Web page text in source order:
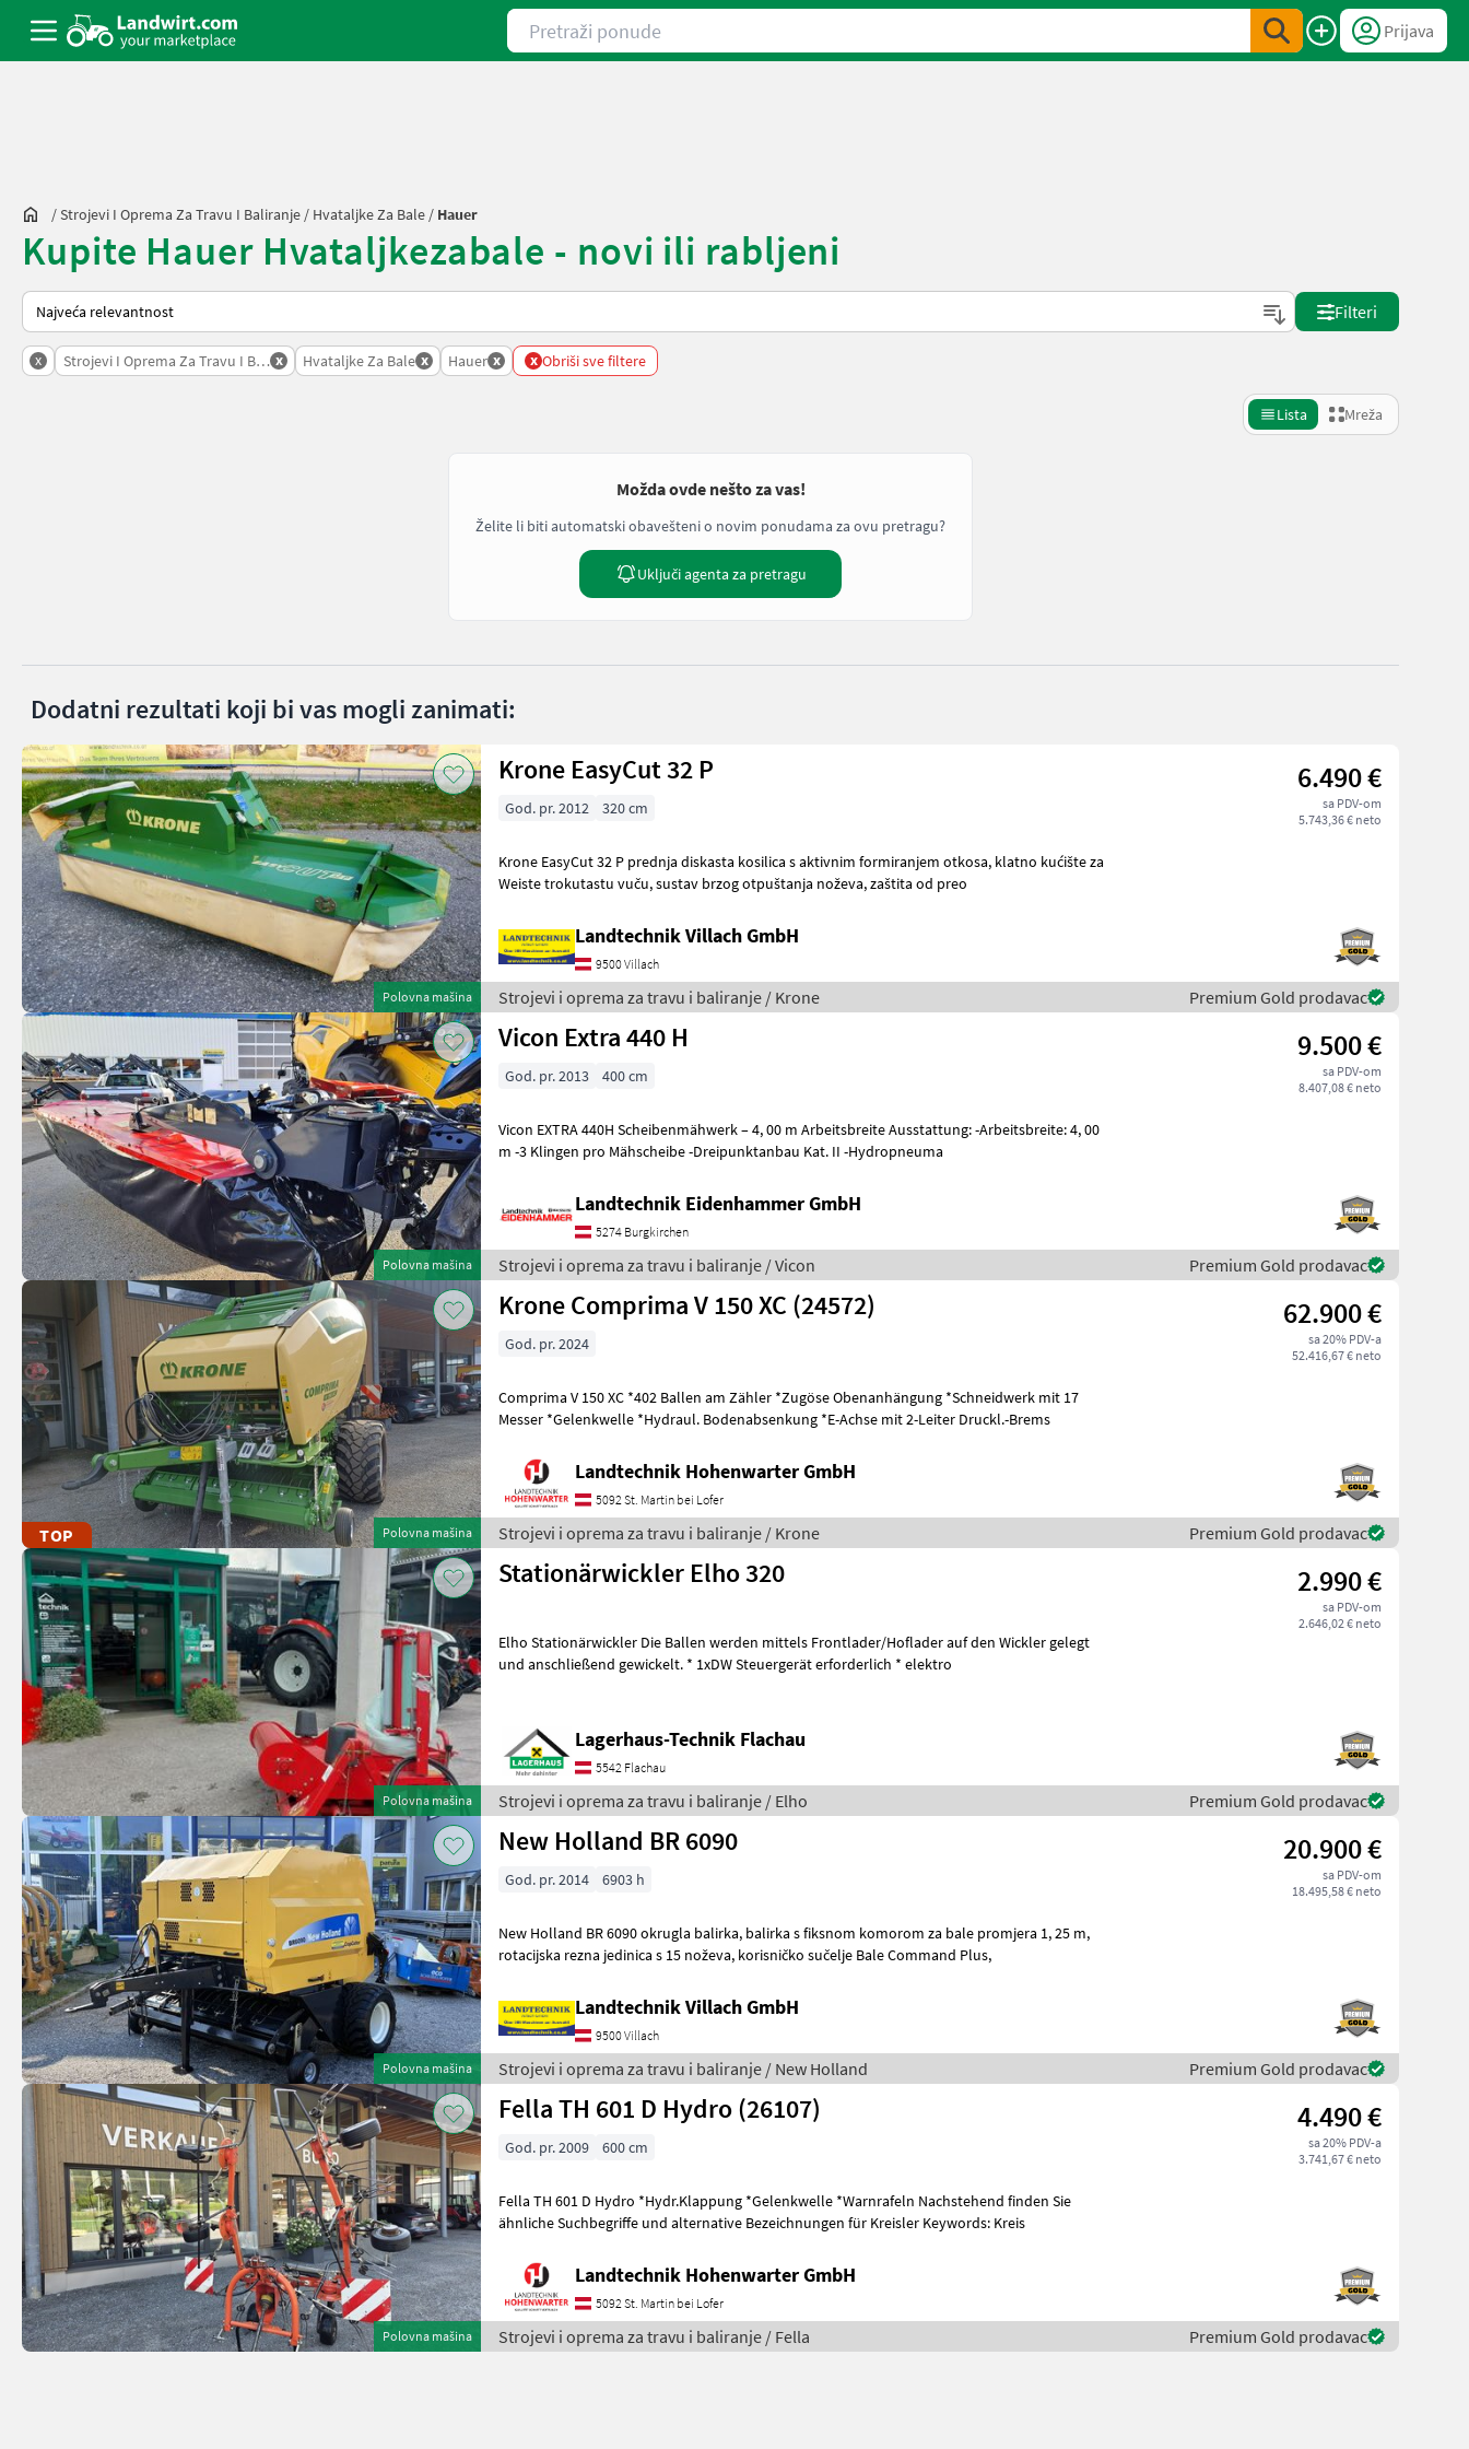
Pretraži ponude
Prijava
/Strojevi I Oprema Za Travu I Baliranje / Hvataljke Za Bale / Hauer
Kupite Hauer Hvataljkezabale - novi ili rabljeni
Način na koji sortira Landwirt.com
Filteri
x Strojevi I Oprema Za Travu I Baliranje
x Hvataljke Za Bale x Hauer x x Obriši sve filtere
Lista Mreža
Možda ovde nešto za vas!
Želite li biti automatski obavešteni o novim ponudama za ovu pretragu?
Uključi agenta za pretragu
Dodatni rezultati koji bi vas mogli zanimati:
Polovna mašina
Krone EasyCut 32 P 6.490 €
sa PDV-om
5.743,36 € neto
God. pr. 2012 320 cm
Krone EasyCut 32 P prednja diskasta kosilica s aktivnim formiranjem otkosa, klatno kućište za
Weiste trokutastu vuču, sustav brzog otpuštanja noževa, zaštita od preo
Landtechnik Villach GmbH
9500 Villach
Strojevi i oprema za travu i baliranje / Krone Premium Gold prodavac
Polovna mašina
Vicon Extra 440 H 9.500 €
sa PDV-om
8.407,08 € neto
God. pr. 2013 400 cm
Vicon EXTRA 440H Scheibenmähwerk – 4, 00 m Arbeitsbreite Ausstattung: -Arbeitsbreite: 4, 00
m -3 Klingen pro Mähscheibe -Dreipunktanbau Kat. II -Hydropneuma
Landtechnik Eidenhammer GmbH
5274 Burgkirchen
Strojevi i oprema za travu i baliranje / Vicon Premium Gold prodavac
TOP Polovna mašina
Krone Comprima V 150 XC (24572) 62.900 €
sa 20% PDV-a
52.416,67 € neto
God. pr. 2024
Comprima V 150 XC *402 Ballen am Zähler *Zugöse Obenanhängung *Schneidwerk mit 17
Messer *Gelenkwelle *Hydraul. Bodenabsenkung *E-Achse mit 2-Leiter Druckl.-Brems
Landtechnik Hohenwarter GmbH
5092 St. Martin bei Lofer
Strojevi i oprema za travu i baliranje / Krone Premium Gold prodavac
Polovna mašina
Stationärwickler Elho 320 2.990 €
sa PDV-om
2.646,02 € neto
Elho Stationärwickler Die Ballen werden mittels Frontlader/Hoflader auf den Wickler gelegt
und anschließend gewickelt. * 1xDW Steuergerät erforderlich * elektro
Lagerhaus-Technik Flachau
5542 Flachau
Strojevi i oprema za travu i baliranje / Elho Premium Gold prodavac
Polovna mašina
New Holland BR 6090 20.900 €
sa PDV-om
18.495,58 € neto
God. pr. 2014 6903 h
New Holland BR 6090 okrugla balirka, balirka s fiksnom komorom za bale promjera 1, 25 m,
rotacijska rezna jedinica s 15 noževa, korisničko sučelje Bale Command Plus,
Landtechnik Villach GmbH
9500 Villach
Strojevi i oprema za travu i baliranje / New Holland Premium Gold prodavac
Polovna mašina
Fella TH 601 D Hydro (26107) 4.490 €
sa 20% PDV-a
3.741,67 € neto
God. pr. 2009 600 cm
Fella TH 601 D Hydro *Hydr.Klappung *Gelenkwelle *Warnrafeln Nachstehend finden Sie
ähnliche Suchbegriffe und alternative Bezeichnungen für Kreisler Keywords: Kreis
Landtechnik Hohenwarter GmbH
5092 St. Martin bei Lofer
Strojevi i oprema za travu i baliranje / Fella Premium Gold prodavac